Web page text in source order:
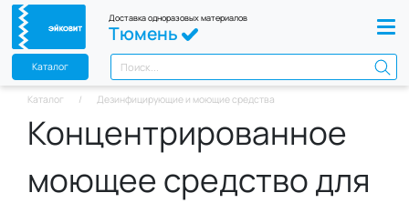
Доставка одноразовых материалов
Тюмень
Каталог
Каталог Дезинфицирующие и моющие средства
Концентрированное
моющее средство для